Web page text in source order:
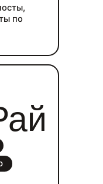
по